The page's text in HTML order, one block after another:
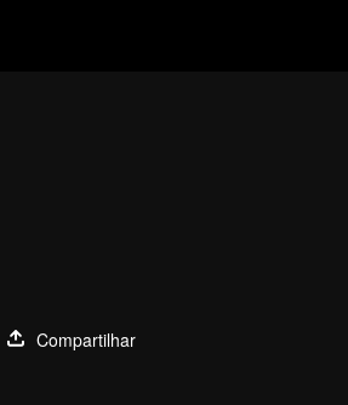
Compartilhar